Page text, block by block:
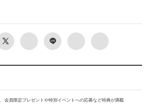
会員限定プレゼントや特別イベントへの応募など特典が満載